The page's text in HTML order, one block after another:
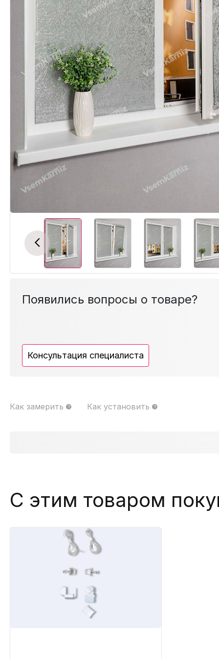
Previous
Появились вопросы о товаре?
Консультация специалиста
Как замерить Как установить
С этим товаром